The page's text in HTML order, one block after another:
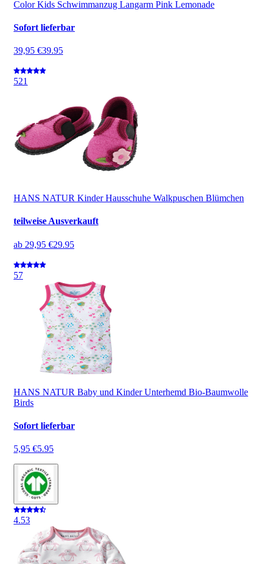
Color Kids Schwimmanzug Langarm Pink Lemonade
Sofort lieferbar
39,95 €39.95
521
HANS NATUR Kinder Hausschuhe Walkpuschen Blümchen
teilweise Ausverkauft
ab 29,95 €29.95
57
HANS NATUR Baby und Kinder Unterhemd Bio-Baumwolle
Birds
Sofort lieferbar
5,95 €5.95
4.53